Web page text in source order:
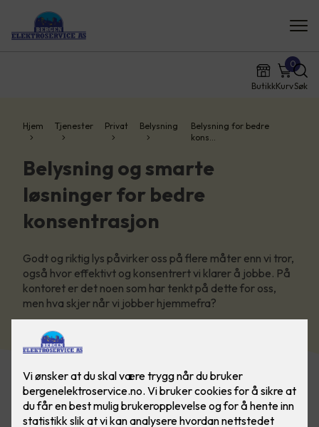
ButikkKurv
0
Søk
Hjem Tjenester Privat Belysning
Belysning for bedre
kons…
Belysning og smarte
løsninger for bedre
konsentrasjon
Godt og riktig lys påvirker oss på flere måter enn vi tror,
også hvor effektivt og konsentrert vi klarer å jobbe. På
kontoret er det noen som har tenkt på dette for oss,
men hva skjer når vi jobber hjemmefra?